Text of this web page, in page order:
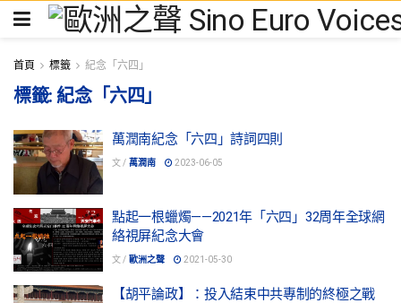
首頁 標籤 紀念「六四」
標籤:紀念「六四」
萬潤南紀念「六四」詩詞四則
文 / 萬潤南 2023-06-05
點起一根蠟燭——2021年「六四」32周年全球網
絡視屏紀念大會
文 / 歐洲之聲 2021-05-30
【胡平論政】：投入結束中共專制的終極之戰